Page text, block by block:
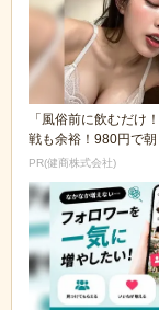
「風俗前に飲むだけ
戦も余裕！980円で朝
PR(健商株式会社)